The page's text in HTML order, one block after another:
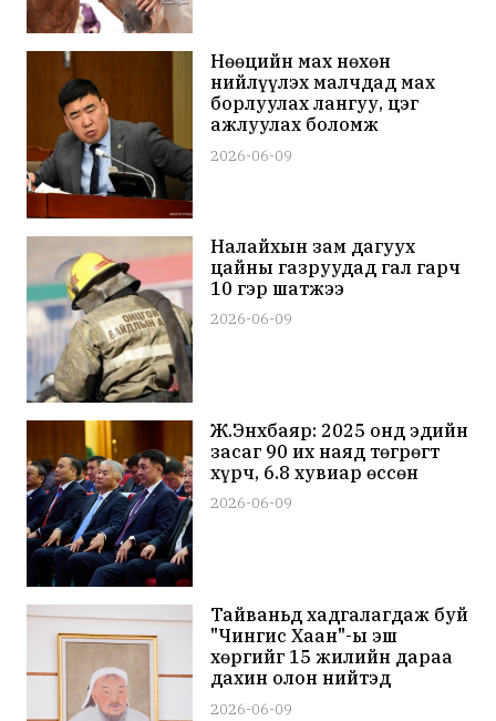
Нөөцийн мах нөхөн
нийлүүлэх малчдад мах
борлуулах лангуу, цэг
ажлуулах боломж
бүрдүүлнэ
2026-06-09
Налайхын зам дагуух
цайны газруудад гал гарч
10 гэр шатжээ
2026-06-09
Ж.Энхбаяр: 2025 онд эдийн
засаг 90 их наяд төгрөгт
хүрч, 6.8 хувиар өссөн
2026-06-09
Тайваньд хадгалагдаж буй
"Чингис Хаан"-ы эш
хөргийг 15 жилийн дараа
дахин олон нийтэд
дэлгэнэ
2026-06-09